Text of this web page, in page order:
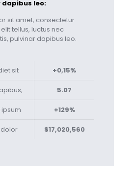
leo:
sit amet, consectetur
tellus, luctus nec
pulvinar dapibus leo.
sit +0,15%
5.07
+129%
dolor $17,020,560